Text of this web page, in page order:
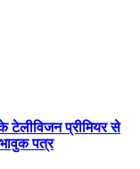
टेलीविजन प्रीमियर से
पत्र